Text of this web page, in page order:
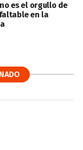
es el orgullo de
en la